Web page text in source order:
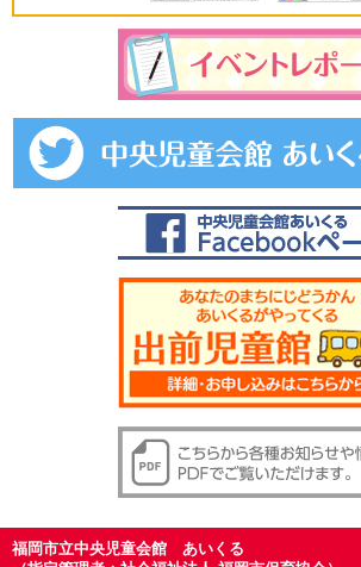
福岡市立中央児童会館 あいくる